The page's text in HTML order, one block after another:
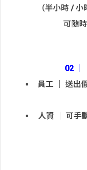
（半小時 /
可隨
02 │
員工 │ 送出
人資 │ 可手